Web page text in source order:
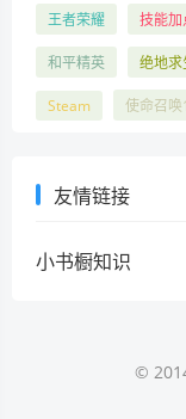
王者荣耀 技能加
和平精英 绝地求
Steam 使命召唤
友情链接
小书橱知识
©